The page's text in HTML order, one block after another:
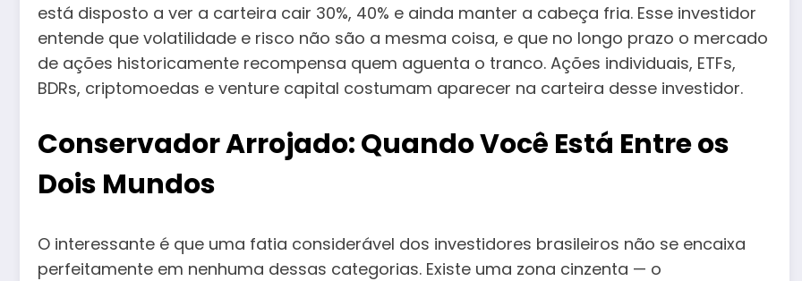
está disposto a ver a carteira cair 30%, 40% e ainda manter a cabeça fria. Esse investidor
entende que volatilidade e risco não são a mesma coisa, e que no longo prazo o mercado
de ações historicamente recompensa quem aguenta o tranco. Ações individuais, ETFs,
BDRs, criptomoedas e venture capital costumam aparecer na carteira desse investidor.
Conservador Arrojado: Quando Você Está Entre os
Dois Mundos
O interessante é que uma fatia considerável dos investidores brasileiros não se encaixa
perfeitamente em nenhuma dessas categorias. Existe uma zona cinzenta — o